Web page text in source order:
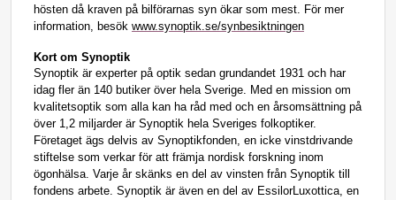
hösten då kraven på bilförarnas syn ökar som mest. För mer
information, besök www.synoptik.se/synbesiktningen
Kort om Synoptik
Synoptik är experter på optik sedan grundandet 1931 och har
idag fler än 140 butiker över hela Sverige. Med en mission om
kvalitetsoptik som alla kan ha råd med och en årsomsättning på
över 1,2 miljarder är Synoptik hela Sveriges folkoptiker.
Företaget ägs delvis av Synoptikfonden, en icke vinstdrivande
stiftelse som verkar för att främja nordisk forskning inom
ögonhälsa. Varje år skänks en del av vinsten från Synoptik till
fondens arbete. Synoptik är även en del av EssilorLuxottica, en